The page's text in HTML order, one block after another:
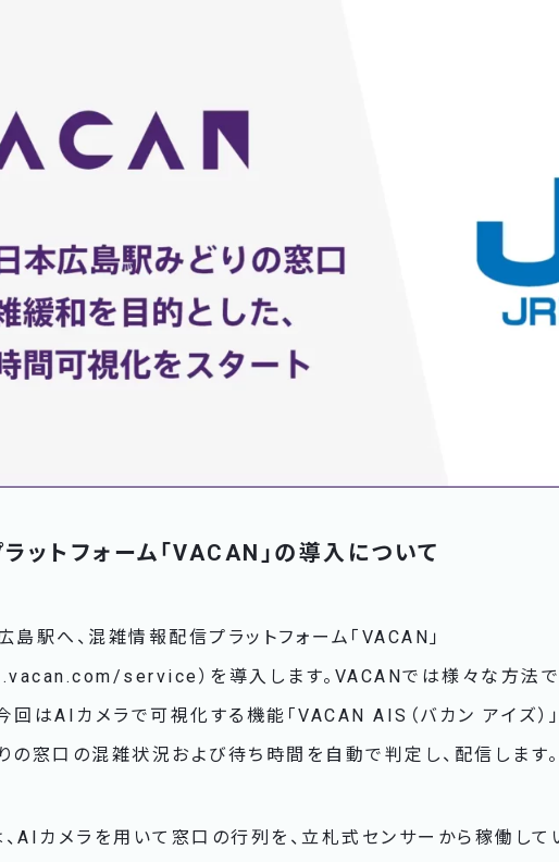
ットフォーム「VACAN」の導入について
駅へ、混雑情報配信プラットフォーム「VACAN」
service）を導入します。VACANでは様々な方法
回はAIカメラで可視化する機能「VACAN AIS（バカン アイズ）
の窓口の混雑状況および待ち時間を自動で判定し、配信します。
AIカメラを用いて窓口の行列を、立札式センサーから稼働して